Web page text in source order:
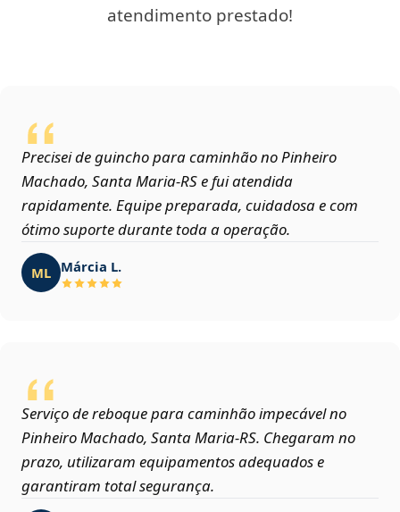
atendimento prestado!
Precisei de guincho para caminhão no Pinheiro
Machado, Santa Maria‑RS e fui atendida
rapidamente. Equipe preparada, cuidadosa e com
ótimo suporte durante toda a operação.
ML Márcia L.
Serviço de reboque para caminhão impecável no
Pinheiro Machado, Santa Maria‑RS. Chegaram no
prazo, utilizaram equipamentos adequados e
garantiram total segurança.